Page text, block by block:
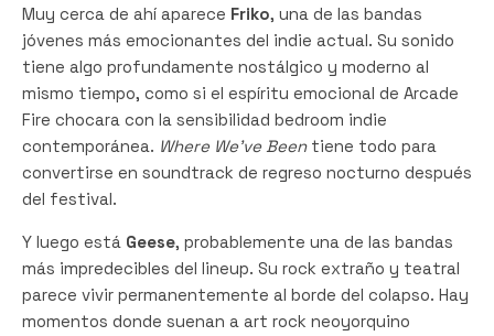
Muy cerca de ahí aparece Friko, una de las bandas
jóvenes más emocionantes del indie actual. Su sonido
tiene algo profundamente nostálgico y moderno al
mismo tiempo, como si el espíritu emocional de Arcade
Fire chocara con la sensibilidad bedroom indie
contemporánea. Where We’ve Beentiene todo para
convertirse en soundtrack de regreso nocturno después
del festival.
Y luego está Geese, probablemente una de las bandas
más impredecibles del lineup. Su rock extraño y teatral
parece vivir permanentemente al borde del colapso. Hay
momentos donde suenan a art rock neoyorquino